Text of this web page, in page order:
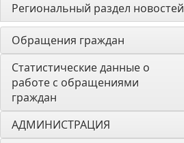
Региональный раздел новостей
Обращения граждан
Статистические данные о
работе с обращениями
граждан
АДМИНИСТРАЦИЯ